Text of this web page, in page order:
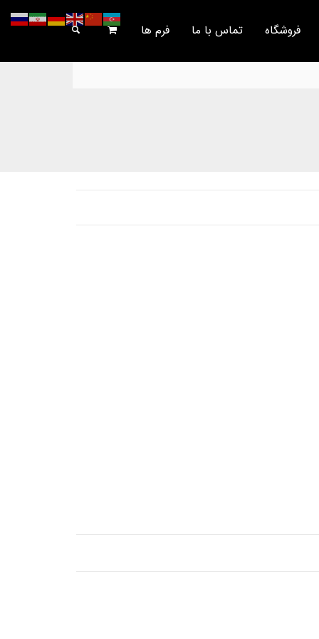
فروشگاه تماس با ما فرم ها